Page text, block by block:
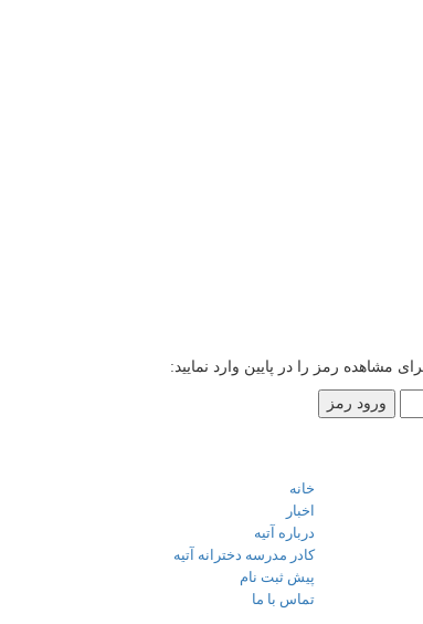
مشاهده رمز را در پایین وارد نمایید:
خانه
اخبار
درباره آتیه
کادر مدرسه دخترانه آتیه
پیش ثبت نام
تماس با ما